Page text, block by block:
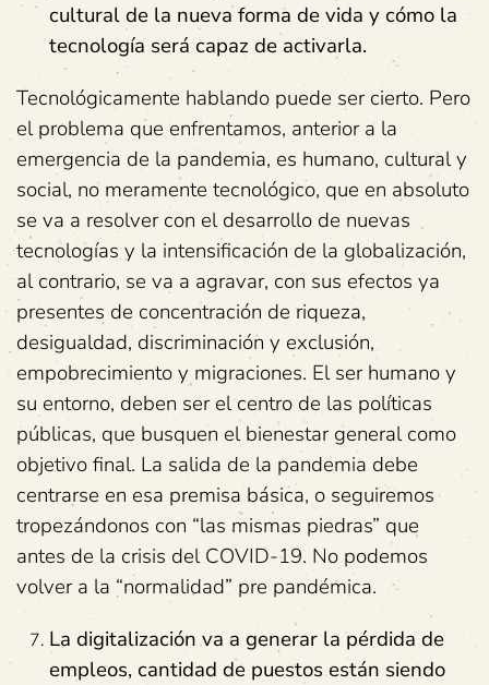
cultural de la nueva forma de vida y cómo la
tecnología será capazde activarla.
Tecnológicamente hablando puede ser cierto. Pero
el problema que enfrentamos, anterior a la
emergencia de la pandemia, es humano, cultural y
social, no meramente tecnológico, que en absoluto
se va a resolver con el desarrollo de nuevas
tecnologías y la intensificación de la globalización,
al contrario, se va a agravar, con sus efectos ya
presentes de concentración de riqueza,
desigualdad, discriminación y exclusión,
empobrecimiento y migraciones. El ser humano y
su entorno, deben ser el centro de las políticas
públicas, que busquen el bienestar general como
objetivo final. La salida de la pandemia debe
centrarse en esa premisa básica, o seguiremos
tropezándonos con “las mismas piedras” que
antes de la crisis del COVID-19. No podemos
volver a la “normalidad” pre pandémica.
La digitalización va a generar la pérdida de
empleos, cantidad de puestos están siendo